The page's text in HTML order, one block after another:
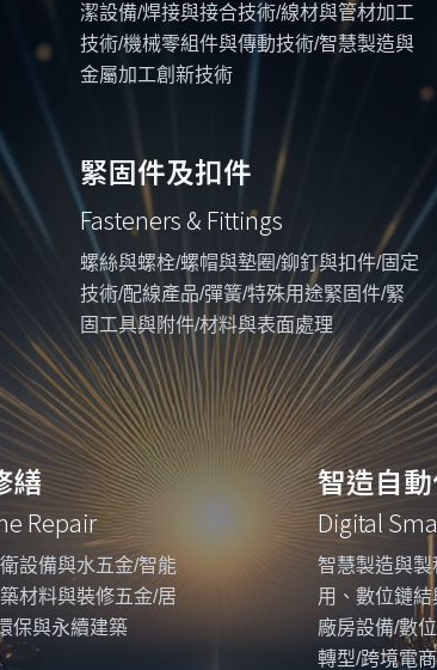
潔設備/焊接與接合技術/線材與管材加工
技術/機械零組件與傳動技術/智慧製造與
金屬加工創新技術
緊固件及扣件
Fasteners & Fittings
螺絲與螺栓/螺帽與墊圈/鉚釘與扣件/固定
技術/配線產品/彈簧/特殊用途緊固件/緊
固工具與附件/材料與表面處理
繕
Repair
設備與水五金/智能
材料與裝修五金/居
保與永續建築
智造自
Digital
智慧製造與
用、數位鏈
廠房設備/數
轉型/跨境電